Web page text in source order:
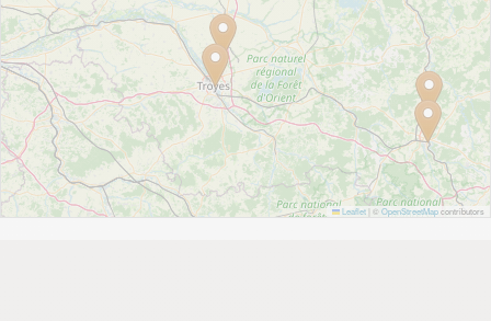
Leaflet| © OpenStreetMapcontributors